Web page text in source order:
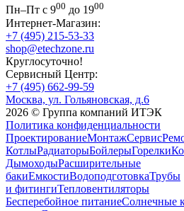
Пн–Пт с 900 до 1900
Интернет-Магазин:
+7 (495) 215-53-33
shop@etechzone.ru
Круглосуточно!
Сервисный Центр:
+7 (495) 662-99-59
Москва, ул. Гольяновская, д.6
2026 © Группа компаний ИТЭК
Политика конфиденциальности
ПроектированиеМонтажСервис
КотлыРадиаторыБойлерыГорелки
ДымоходыРасширительные
бакиЕмкостиВодоподготовкаТрубы
и фитингиТепловентиляторы
Бесперебойное питаниеСолнечные